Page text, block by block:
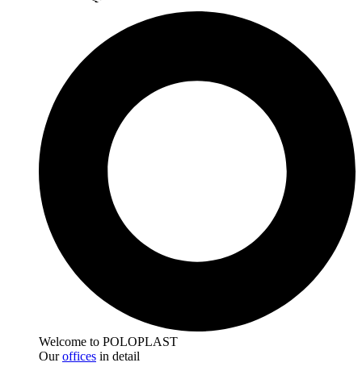
Welcome to POLOPLAST
Ouroffices in detail